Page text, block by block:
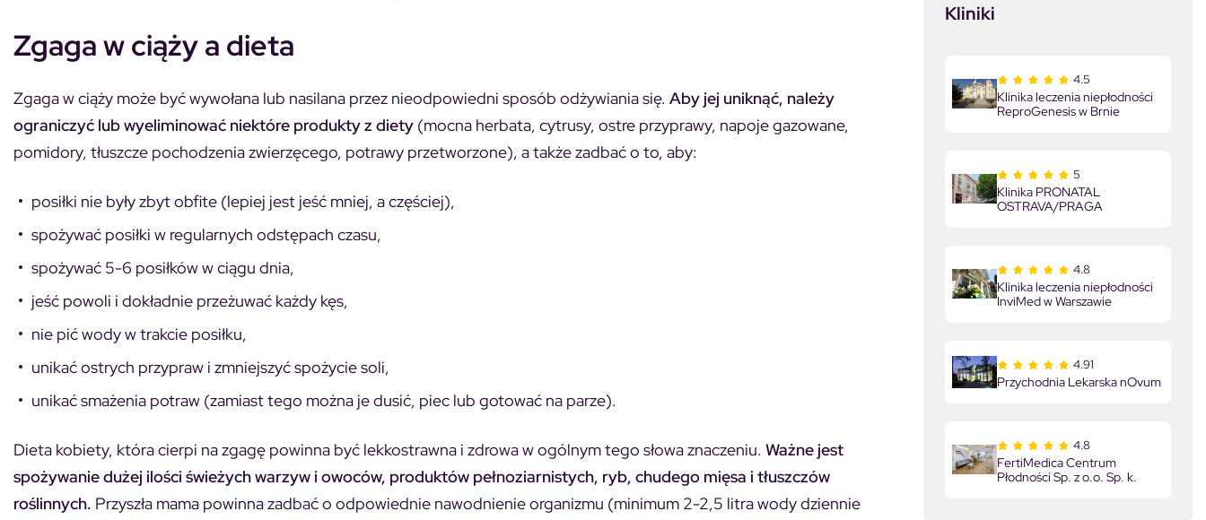
Zgaga w ciąży a dieta
Zgaga w ciąży może być wywołana lub nasilana przez nieodpowiedni sposób odżywiania się. Aby jej uniknąć, należy
ograniczyć lub wyeliminować niektóre produkty z diety (mocna herbata, cytrusy, ostre przyprawy, napoje gazowane,
pomidory, tłuszcze pochodzenia zwierzęcego, potrawy przetworzone), a także zadbać o to, aby:
posiłki nie były zbyt obfite (lepiej jest jeść mniej, a częściej),
spożywać posiłki w regularnych odstępach czasu,
spożywać 5-6 posiłków w ciągu dnia,
jeść powoli i dokładnie przeżuwać każdy kęs,
nie pić wody w trakcie posiłku,
unikać ostrych przypraw i zmniejszyć spożycie soli,
unikać smażenia potraw (zamiast tego można je dusić, piec lub gotować na parze).
Dieta kobiety, która cierpi na zgagę powinna być lekkostrawna i zdrowa w ogólnym tego słowa znaczeniu. Ważne jest
spożywanie dużej ilości świeżych warzyw i owoców, produktów pełnoziarnistych, ryb, chudego mięsa i tłuszczów
roślinnych. Przyszła mama powinna zadbać o odpowiednie nawodnienie organizmu (minimum 2-2,5 litra wody dziennie
Kliniki
4.5
Klinika leczenia niepłodności
ReproGenesis w Brnie
5
Klinika PRONATAL
OSTRAVA/PRAGA
4.8
Klinika leczenia niepłodności
InviMed w Warszawie
4.91
Przychodnia Lekarska nOvum
4.8
FertiMedica Centrum
Płodności Sp. z o.o. Sp. k.